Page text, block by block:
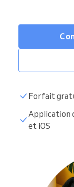
Forfait
Application
et iOS